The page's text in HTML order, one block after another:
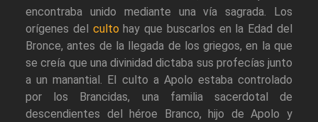
encontraba unido mediante una vía sagrada. Los
orígenes del culto hay que buscarlos en la Edad del
Bronce, antes de la llegada de los griegos, en la que
se creía que una divinidad dictaba sus profecías junto
a un manantial. El culto a Apolo estaba controlado
por los Brancidas, una familia sacerdotal de
descendientes del héroe Branco, hijo de Apolo y